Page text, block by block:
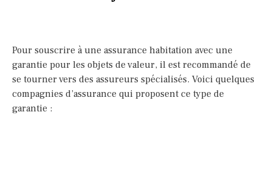
Pour souscrire à une assurance habitation avec une
garantie pour les objets de valeur, il est recommandé de
se tourner vers des assureurs spécialisés. Voici quelques
compagnies d’assurance qui proposent ce type de
garantie :